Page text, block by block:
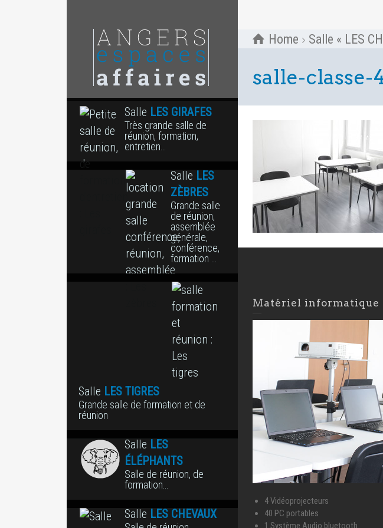
Salle LES GIRAFES
Très grande salle de
réunion, formation,
entretien…
Salle LES
ZÈBRES
Grande salle
de réunion,
assemblée
générale,
conférence,
formation …
Salle LES TIGRES
Grande salle de formation et de
réunion
Salle LES
ÉLÉPHANTS
Salle de réunion, de
formation…
Salle LES CHEVAUX
Home Salle « LES
salle-classe-
Matériel informatique
4 Vidéoprojecteurs
40 PC portables
1 Système Audio bluetooth